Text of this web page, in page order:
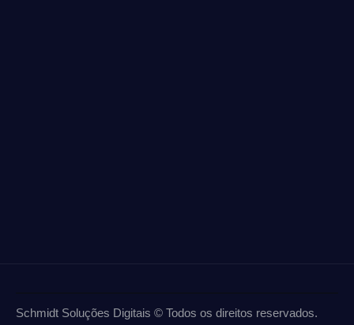
Schmidt Soluções Digitais © Todos os direitos reservados.